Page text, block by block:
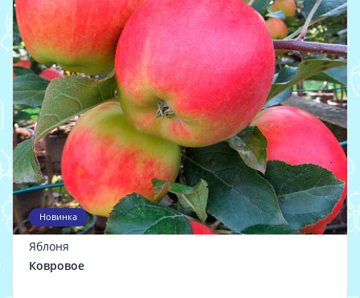
Новинка
Яблоня
Ковровое